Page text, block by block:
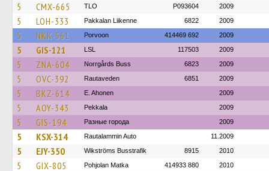
5 CMX-665 TLO P093604 2009
5 LOH-333 Pakkalan Liikenne 6822 2009
5 NKK-561 Porvoon 414469 692 2009
5 GIS-121 LSL 117503 2009
5 ZNA-604 Norrgårds Buss 6823 2009
5 OVC-392 Rautaveden 6851 2009
5 BKZ-614 E. Ahonen 2009
5 AOY-343 Pekkala 2009
5 GIS-194 Разные города 2009
5 KSX-314 Rautalammin Auto 11.2009
5 EJY-350 Wikströms Busstrafik 8915 2010
5 GIX-805 Pohjolan Matka 414933 880 2010